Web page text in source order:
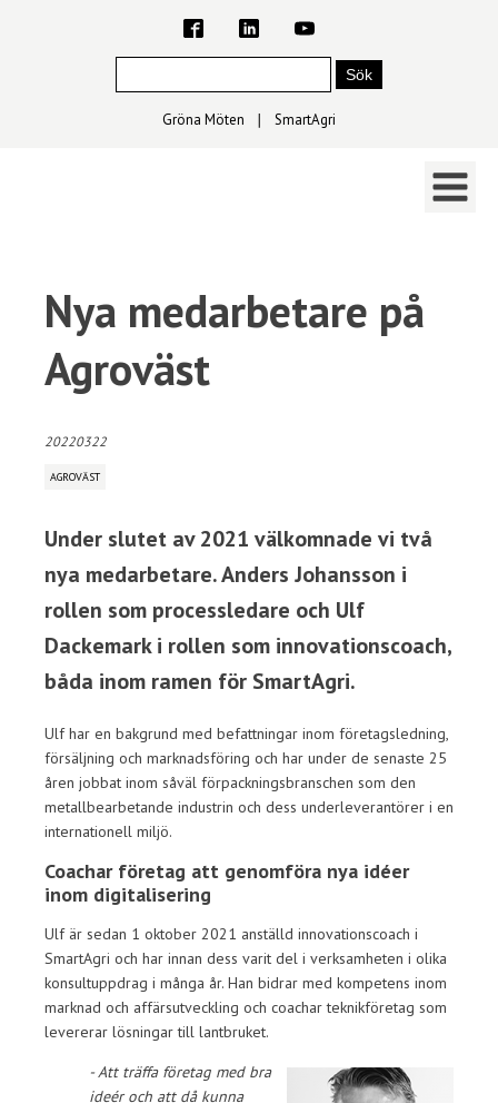
Gröna Möten ∣ SmartAgri
Nya medarbetare på
Agroväst
20220322
AGROVÄST
Under slutet av 2021 välkomnade vi två
nya medarbetare. Anders Johansson i
rollen som processledare och Ulf
Dackemark i rollen som innovationscoach,
båda inom ramen för SmartAgri.
Ulf har en bakgrund med befattningar inom företagsledning,
försäljning och marknadsföring och har under de senaste 25
åren jobbat inom såväl förpackningsbranschen som den
metallbearbetande industrin och dess underleverantörer i en
internationell miljö.
Coachar företag att genomföra nya idéer
inom digitalisering
Ulf är sedan 1 oktober 2021 anställd innovationscoach i
SmartAgri och har innan dess varit del i verksamheten i olika
konsultuppdrag i många år. Han bidrar med kompetens inom
marknad och affärsutveckling och coachar teknikföretag som
levererar lösningar till lantbruket.
- Att träffa företag med bra
ideér och att då kunna